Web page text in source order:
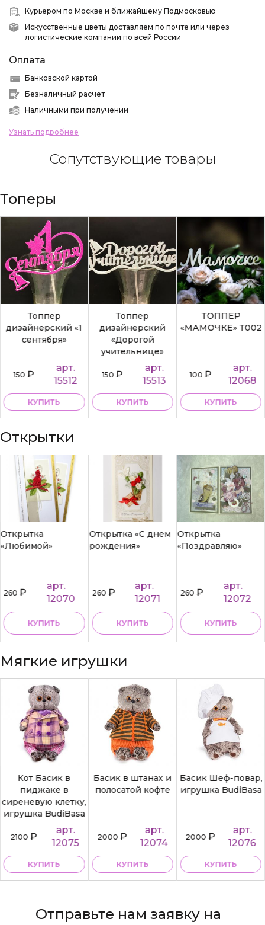
Курьером по Москве и ближайшему Подмосковью
Искусственные цветы доставляем по почте или через
логистические компании по всей России
Оплата
Банковской картой
Безналичный расчет
Наличными при получении
Узнать подробнее
Сопутствующие товары
Топеры
Топпер
дизайнерский «1
сентября»
150₽
арт.
15512
КУПИТЬ
Топпер
дизайнерский
«Дорогой
учительнице»
150₽
арт.
15513
КУПИТЬ
ТОППЕР
«МАМОЧКЕ» Т002
100₽
арт.
12068
КУПИТЬ
Открытки
Открытка
«Любимой»
260₽
арт.
12070
КУПИТЬ
Открытка «С днем
рождения»
260₽
арт.
12071
КУПИТЬ
Открытка
«Поздравляю»
260₽
арт.
12072
КУПИТЬ
Мягкие игрушки
Кот Басик в
пиджаке в
сиреневую клетку,
игрушка BudiBasa
2100₽
арт.
12075
КУПИТЬ
Басик в штанах и
полосатой кофте
2000₽
арт.
12074
КУПИТЬ
Басик Шеф-повар,
игрушка BudiBasa
2000₽
арт.
12076
КУПИТЬ
Отправьте нам заявку на